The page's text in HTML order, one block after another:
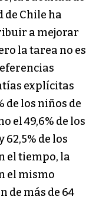
de Chile ha
a mejorar
la tarea no es
explícitas
de los niños de
el 49,6% de los
62,5% de los
el tiempo, la
el mismo
de más de 64